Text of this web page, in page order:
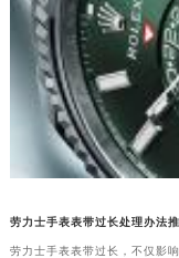
劳力士手表表带过长处理办法
劳力士手表表带过长，不仅影